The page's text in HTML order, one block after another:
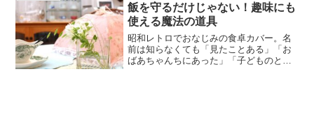
飯を守るだけじゃない！趣味にも
使える魔法の道具
昭和レトロでおなじみの食卓カバー。名
前は知らなくても「見たことある」「お
ばあちゃんちにあった」「子どものとき